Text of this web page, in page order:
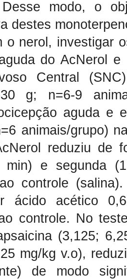
modo, o
destes
o nerol, investigar
do AcNerol
Central
30 g; n=6-9
aguda e
animais/grupo)
reduziu de
min) e segunda
controle
ácido acético
controle. No
(3,125;
mg/kg v.o),
de modo